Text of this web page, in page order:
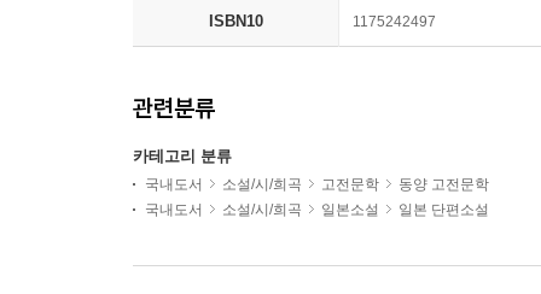
ISBN10 1175242497
관련분류
카테고리 분류
국내도서 소설/시/희곡 고전문학
동양 고전문학
국내도서
소설/시/희곡 일본소설 일본 단편소설